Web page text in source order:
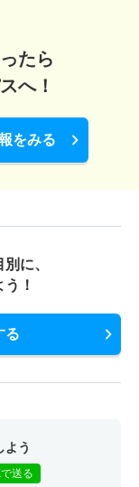
7人
般
0人 －
たら
へ！
をみる
に、
！
る
よう
送る